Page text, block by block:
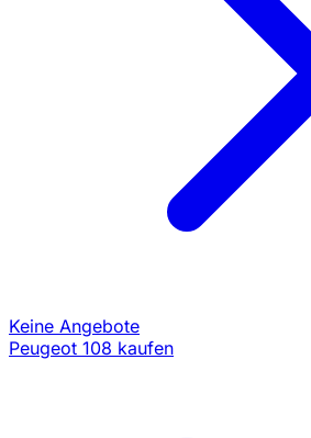
Keine Angebote
Peugeot 108 kaufen